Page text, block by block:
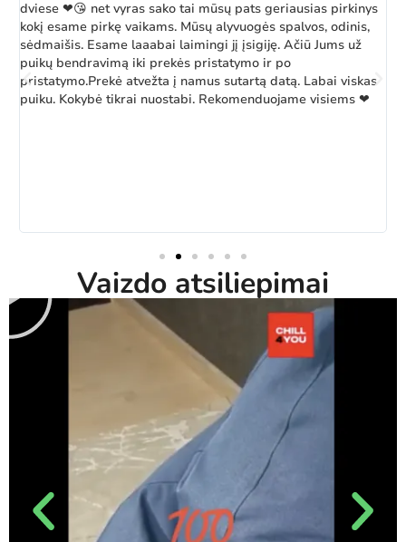
dviese ❤😘 net vyras sako tai mūsų pats geriausias pirkinys
kokį esame pirkę vaikams. Mūsų alyvuogės spalvos, odinis,
sėdmaišis. Esame laaabai laimingi jį įsigiję. Ačiū Jums už
puikų bendravimą iki prekės pristatymo ir po
pristatymo.Prekė atvežta į namus sutartą datą. Labai viskas
puiku. Kokybė tikrai nuostabi. Rekomenduojame visiems ❤
Vaizdo atsiliepimai